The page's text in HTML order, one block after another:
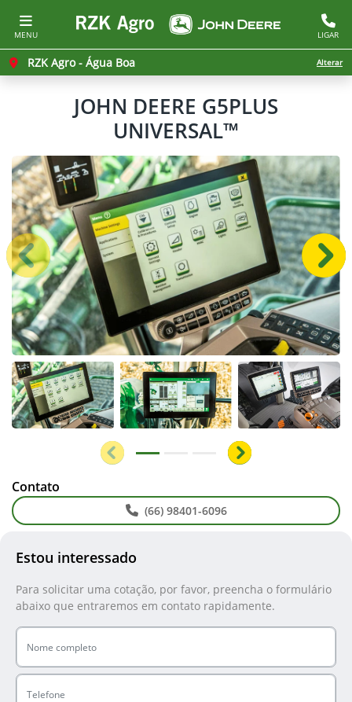
MENU LIGAR
RZK Agro - Água Boa Alterar
JOHN DEERE G5PLUS
UNIVERSAL™
Estou interessado
Para solicitar uma cotação, por favor, preencha o formulário
abaixo que entraremos em contato rapidamente.
Anterior
Anterior
Próximo
Contato
(66) 98401-6096